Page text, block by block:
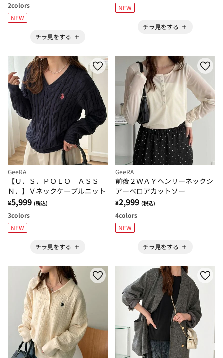
2colors
NEW
チラ見をする
NEW
チラ見をする
GeeRA
【Ｕ．Ｓ．ＰＯＬＯ ＡＳＳ
Ｎ．】Ｖネックケーブルニット
¥5,999 (税込)
3colors
NEW
チラ見をする
GeeRA
前後２ＷＡＹヘンリーネックシ
アーベロアカットソー
¥2,999 (税込)
4colors
NEW
チラ見をする